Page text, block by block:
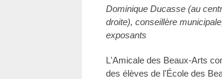
Dominique Ducasse (au
droite), conseillère
exposants
L'Amicale des Beaux-Arts
des élèves de l'École des